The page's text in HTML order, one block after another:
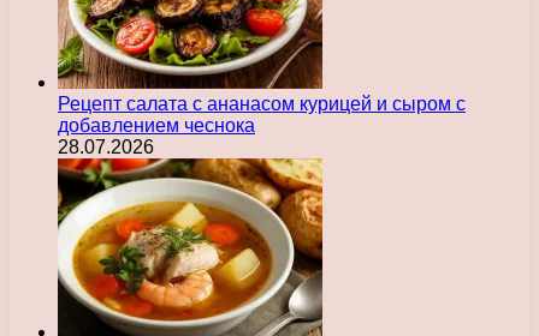
Рецепт салата с ананасом курицей и сыром с
добавлением чеснока
28.07.2026